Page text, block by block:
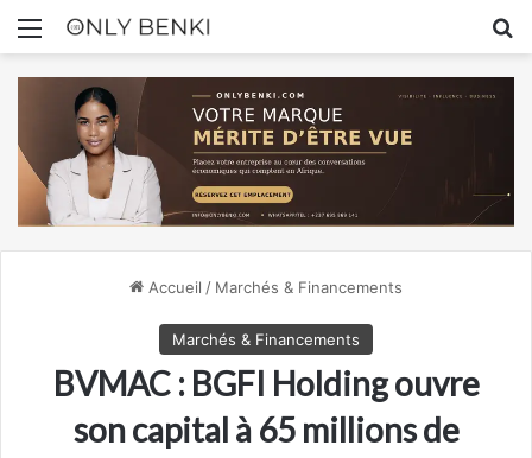
Menu
Accueil / Marchés & Financements
Marchés & Financements
BVMAC : BGFI Holding ouvre
son capital à 65 millions de